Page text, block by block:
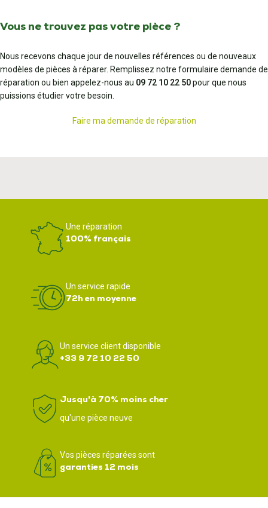
Vous ne trouvez pas votre pièce ?
Nous recevons chaque jour de nouvelles références ou de nouveaux
modèles de pièces à réparer. Remplissez notre formulaire demande de
réparation ou bien appelez-nous au 09 72 10 22 50pour que nous
puissions étudier votre besoin.
Faire ma demande de réparation
Une réparation
100% français
Un service rapide
72h en moyenne
Un service client disponible
+33 9 72 10 22 50
Jusqu'à 70% moins cher
qu'une pièce neuve
Vos pièces réparées sont
garanties 12 mois